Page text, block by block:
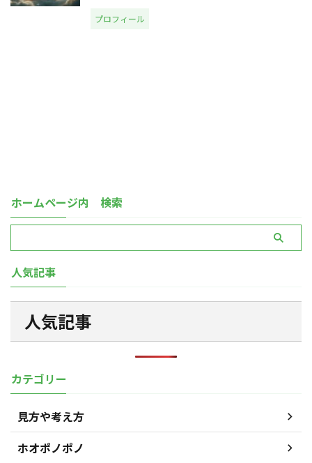
プロフィール
ホームページ内 検索
人気記事
人気記事
カテゴリー
見方や考え方
ホオポノポノ